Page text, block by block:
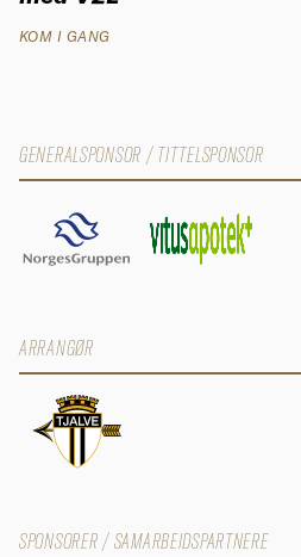
KOM I GANG
GENERALSPONSOR / TITTELSPONSOR
ARRANGØR
SPONSORER / SAMARBEIDSPARTNERE